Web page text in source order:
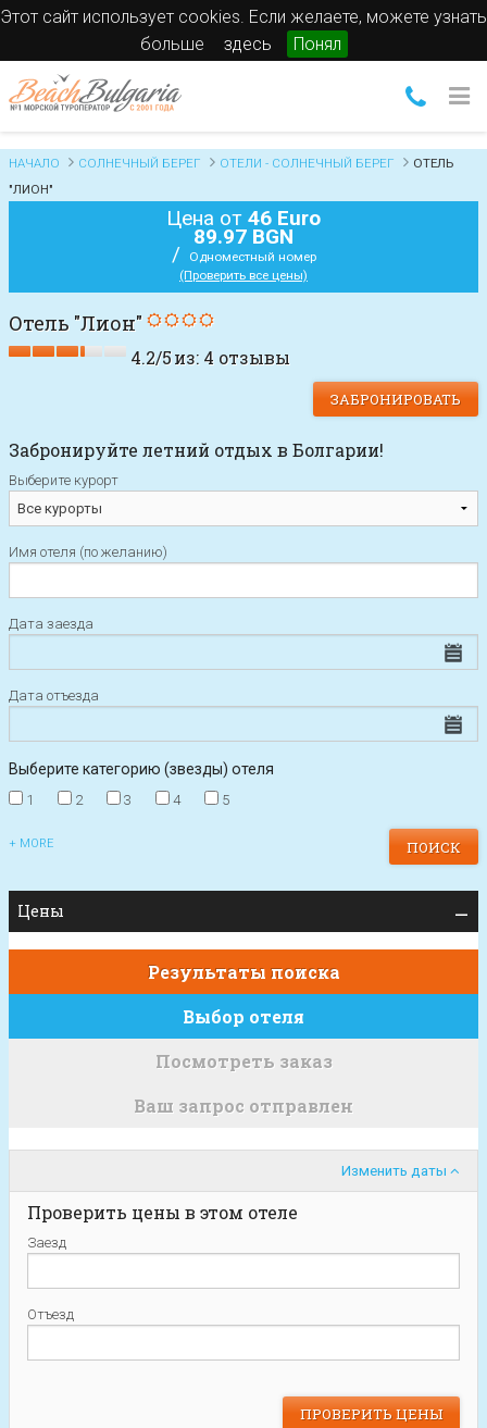
Этот сайт использует cookies. Если желаете, можете узнать
больше
здесь Понял
НАЧАЛО СОЛНЕЧНЫЙ БЕРЕГ ОТЕЛИ - СОЛНЕЧНЫЙ БЕРЕГ
ОТЕЛЬ
"ЛИОН"
Цена от 46 Euro
89.97 BGN
/
Одноместный номер
(Проверить все цены)
Отель "Лион"
4.2/5из:4 отзывы
ЗАБРОНИРОВАТЬ
Забронируйте летний отдых в Болгарии!
Выберите курорт
Имя отеля (по желанию)
Дата заезда
Дата отъезда
Выберите категорию (звезды) отеля
1 2 3 4 5
+ MORE
Цены
Результаты поиска
Выбор отеля
Посмотреть заказ
Ваш запрос отправлен
Изменить даты
Проверить цены в этом отеле
Заезд
Отъезд